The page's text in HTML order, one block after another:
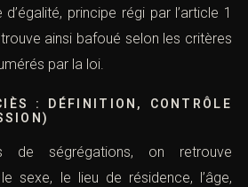
principe régi par l’article 1
ainsi bafoué selon les critères
par la loi.
: DÉFINITION, CONTRÔLE
de ségrégations, on retrouve
sexe, le lieu de résidence, l’âge,